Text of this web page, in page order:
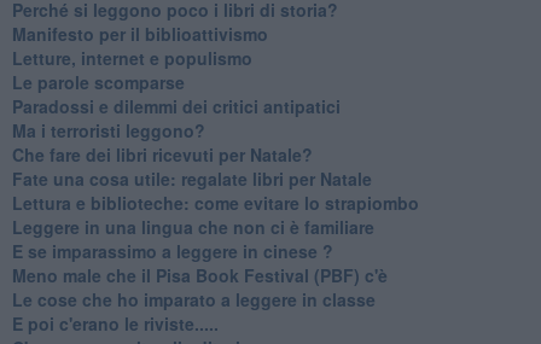
​Perché si leggono poco i libri di storia?
​Manifesto per il biblioattivismo
Letture, internet e populismo
​Le parole scomparse
​Paradossi e dilemmi dei critici antipatici
Ma i terroristi leggono?
​Che fare dei libri ricevuti per Natale?
​Fate una cosa utile: regalate libri per Natale
​Lettura e biblioteche: come evitare lo strapiombo
Leggere in una lingua che non ci è familiare
​E se imparassimo a leggere in cinese ?
​Meno male che il Pisa Book Festival (PBF) c'è
​Le cose che ho imparato a leggere in classe
​E poi c'erano le riviste.....